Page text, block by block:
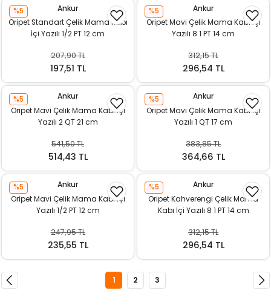
%5
Ankur
Oripet Standart Çelik Mama Kabı
İçi Yazılı 1/2 PT 12 cm
207,90 TL
197,51 TL
%5
Ankur
Oripet Mavi Çelik Mama Kabı İçi
Yazılı 8 1 PT 14 cm
312,15 TL
296,54 TL
%5
Ankur
Oripet Mavi Çelik Mama Kabı İçi
Yazılı 2 QT 21 cm
541,50 TL
514,43 TL
%5
Ankur
Oripet Mavi Çelik Mama Kabı İçi
Yazılı 1 QT 17 cm
383,85 TL
364,66 TL
%5
Ankur
Oripet Mavi Çelik Mama Kabı İçi
Yazılı 1/2 PT 12 cm
247,95 TL
235,55 TL
%5
Ankur
Oripet Kahverengi Çelik Mama
Kabı İçi Yazılı 8 1 PT 14 cm
312,15 TL
296,54 TL
1 2 3